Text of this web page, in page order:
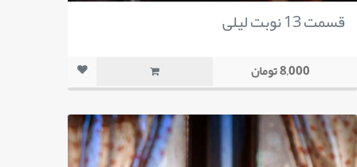
قسمت 13 نوبت لیلی
8,000 تومان